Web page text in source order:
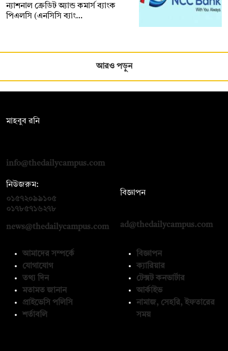
ন্যাশনাল ক্রেডিট অ্যান্ড কমার্স ব্যাংক
পিএলসি (এনসিসি ব্যাং…
আরও পড়ুন
মাহবুব রনি
info@thedailycampus.com
নিউজরুম:
০১৫৭২০৯৯১০৫
০১৭৮৫৭১৬২৭৮
news@thedailycampus.com
বিজ্ঞাপন
ad@thedailycampus.com
আমাদের সম্পর্কে
যোগাযোগ
তথ্য দিন
মতামত জানান
প্রাইভেসি পলিসি
শর্তাবলি
বিজ্ঞাপন
ক্যারিয়ার
টেক্সট কনভার্টার
আর্কাইভ
নামাজ, সেহরি, ইফতারের
সময়